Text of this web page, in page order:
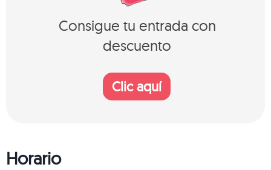
Consigue tu entrada con
descuento
Clic aquí
Horario